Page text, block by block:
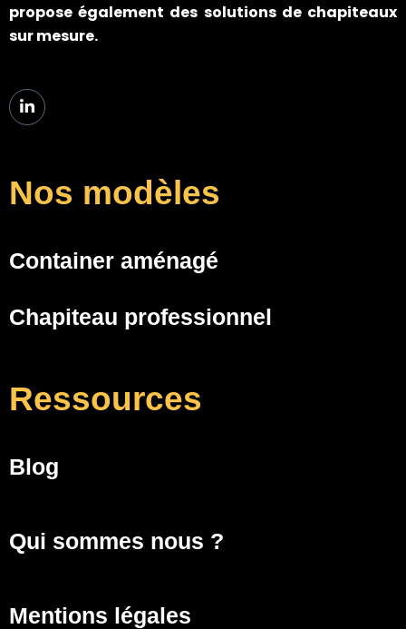
propose également des solutions de chapiteaux
sur mesure.
Nos modèles
Container aménagé
Chapiteau professionnel
Ressources
Blog
Qui sommes nous ?
Mentions légales